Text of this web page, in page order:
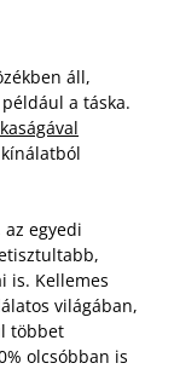
áll,
a táska.
egyedi
is. Kellemes
világában,
többet
olcsóbban is